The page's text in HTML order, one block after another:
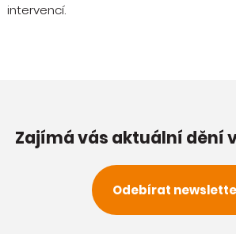
intervencí.
Zajímá vás aktuální dění
Odebírat